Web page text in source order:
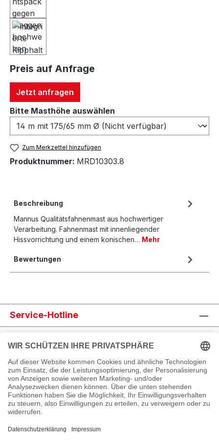
Preis auf Anfrage
Jetzt anfragen
Bitte Masthöhe auswählen
Zum Merkzettel hinzufügen
Produktnummer: MRD10303.8
Beschreibung
Mannus Qualitätsfahnenmast aus hochwertiger
Verarbeitung. Fahnenmast mit innenliegender
Hissvorrichtung und einem konischen… Mehr
Bewertungen
Service-Hotline
Informationen
Newsletter abonnieren